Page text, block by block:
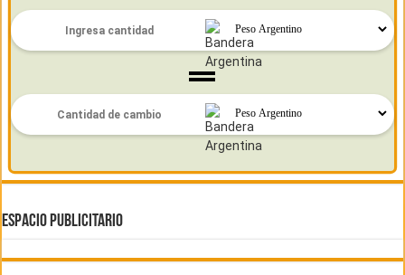
ESPACIO PUBLICITARIO